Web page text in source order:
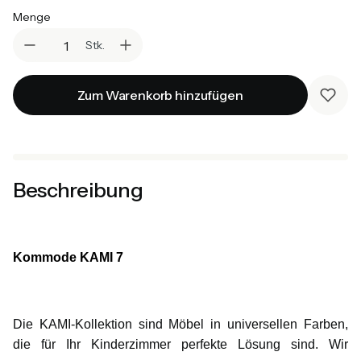
Menge
Stk.
Zum Warenkorb hinzufügen
Beschreibung
Kommode KAMI 7
Die KAMI-Kollektion sind Möbel in universellen Farben,
die für Ihr Kinderzimmer perfekte Lösung sind. Wir